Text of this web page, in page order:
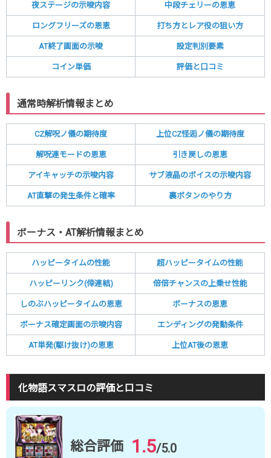
夜ステージの示唆内容 中段チェリーの恩恵
ロングフリーズの恩恵 打ち方とレア役の狙い方
AT終了画面の示唆 設定判別要素
コイン単価 評価と口コミ
通常時解析情報まとめ
CZ解呪ノ儀の期待度 上位CZ怪逅ノ儀の期待度
解呪連モードの恩恵 引き戻しの恩恵
アイキャッチの示唆内容 サブ液晶のボイスの示唆内容
AT直撃の発生条件と確率 裏ボタンのやり方
ボーナス・AT解析情報まとめ
ハッピータイムの性能 超ハッピータイムの性能
ハッピーリンク(倖連結) 倍倍チャンスの上乗せ性能
しのぶハッピータイムの恩恵 ボーナスの恩恵
ボーナス確定画面の示唆内容 エンディングの発動条件
AT単発(駆け抜け)の恩恵 上位AT後の恩恵
化物語スマスロの評価と口コミ
総合評価 1.5/5.0